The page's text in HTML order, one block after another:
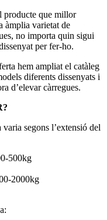
producte que millor
àmplia varietat de
no importa quin sigui
per fer-ho.
hem ampliat el catàleg
diferents dissenyats i
d’elevar càrregues.
segons l’extensió del
500kg
2000kg